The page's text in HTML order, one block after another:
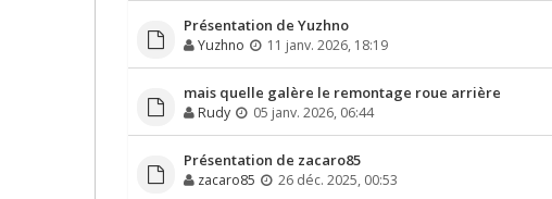
Présentation de Yuzhno
Yuzhno 11 janv. 2026, 18:19
mais quelle galère le remontage roue arrière
Rudy 05 janv. 2026, 06:44
Présentation de zacaro85
zacaro85 26 déc. 2025, 00:53